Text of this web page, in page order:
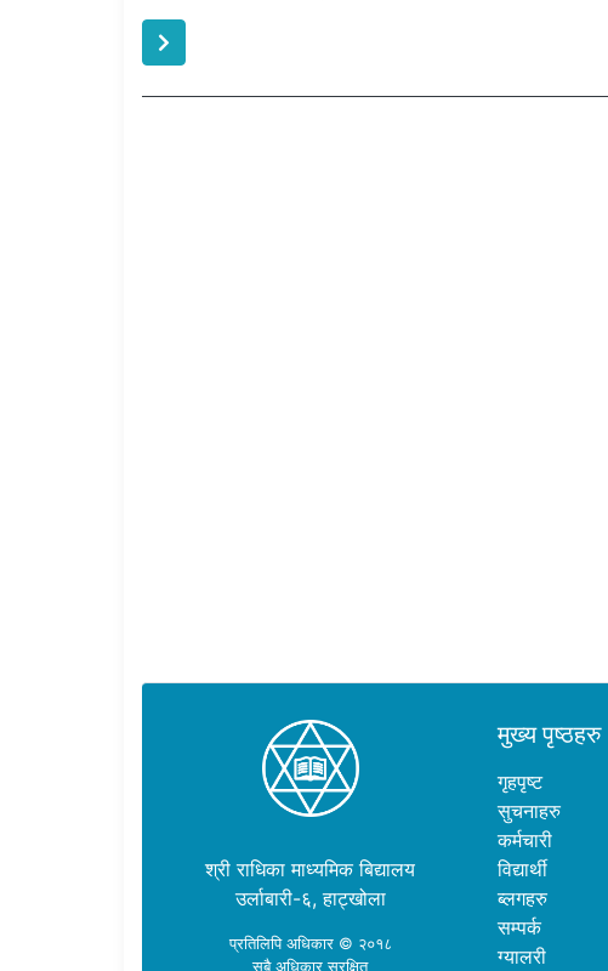
श्री राधिका माध्यमिक बिद्यालय
उर्लाबारी-६, हाट्खोला
प्रतिलिपि अधिकार © २०१८
सबै अधिकार सुरक्षित
मुख्य पृष्ठहरु
गृहपृष्ट
सुचनाहरु
कर्मचारी
विद्यार्थी
ब्लगहरु
सम्पर्क
ग्यालरी